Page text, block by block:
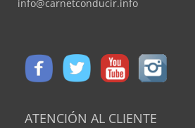
info@carnetconducir.info
ATENCIÓN AL CLIENTE